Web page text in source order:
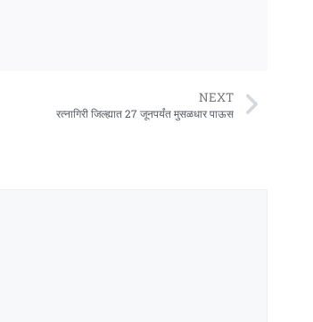
NEXT
रत्नागिरी जिल्ह्यात 27 जूनपर्यंत मुसळधार पाऊस